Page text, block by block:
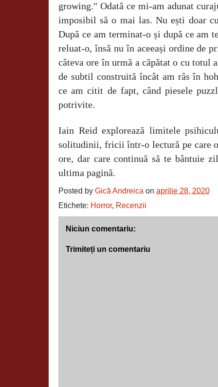
growing." Odată ce mi-am adunat
imposibil să o mai las. Nu ești doar
După ce am terminat-o și după ce am
reluat-o, însă nu în aceeași ordine de
câteva ore în urmă a căpătat o cu totul
de subtil construită încât am râs în
ce am citit de fapt, când piesele
potrivite.
Iain Reid explorează limitele
solitudinii, fricii într-o lectură pe care
ore, dar care continuă să te bântuie
ultima pagină.
Posted by Gică Andreica on aprilie 28, 2020
Etichete: Horror, Recenzii
Niciun comentariu:
Trimiteți un comentariu